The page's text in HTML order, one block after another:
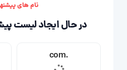
نام های
در حال ایجاد لیست
.com